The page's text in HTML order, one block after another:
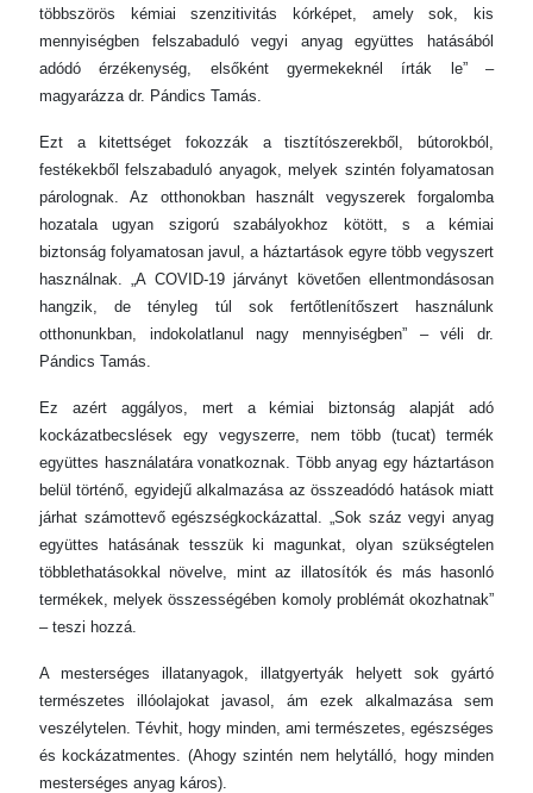
többszörös kémiai szenzitivitás kórképet, amely sok, kis
mennyiségben felszabaduló vegyi anyag együttes hatásából
adódó érzékenység, elsőként gyermekeknél írták le” –
magyarázza dr. Pándics Tamás.
Ezt a kitettséget fokozzák a tisztítószerekből, bútorokból,
festékekből felszabaduló anyagok, melyek szintén folyamatosan
párolognak. Az otthonokban használt vegyszerek forgalomba
hozatala ugyan szigorú szabályokhoz kötött, s a kémiai
biztonság folyamatosan javul, a háztartások egyre több vegyszert
használnak. „A COVID-19 járványt követően ellentmondásosan
hangzik, de tényleg túl sok fertőtlenítőszert használunk
otthonunkban, indokolatlanul nagy mennyiségben” – véli dr.
Pándics Tamás.
Ez azért aggályos, mert a kémiai biztonság alapját adó
kockázatbecslések egy vegyszerre, nem több (tucat) termék
együttes használatára vonatkoznak. Több anyag egy háztartáson
belül történő, egyidejű alkalmazása az összeadódó hatások miatt
járhat számottevő egészségkockázattal. „Sok száz vegyi anyag
együttes hatásának tesszük ki magunkat, olyan szükségtelen
többlethatásokkal növelve, mint az illatosítók és más hasonló
termékek, melyek összességében komoly problémát okozhatnak”
– teszi hozzá.
A mesterséges illatanyagok, illatgyertyák helyett sok gyártó
természetes illóolajokat javasol, ám ezek alkalmazása sem
veszélytelen. Tévhit, hogy minden, ami természetes, egészséges
és kockázatmentes. (Ahogy szintén nem helytálló, hogy minden
mesterséges anyag káros).